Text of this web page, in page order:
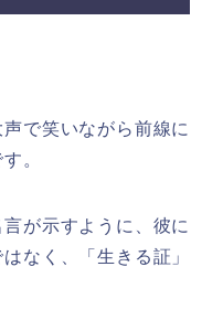
で笑いながら前線に
。
が示すように、彼に
なく、「生きる証」